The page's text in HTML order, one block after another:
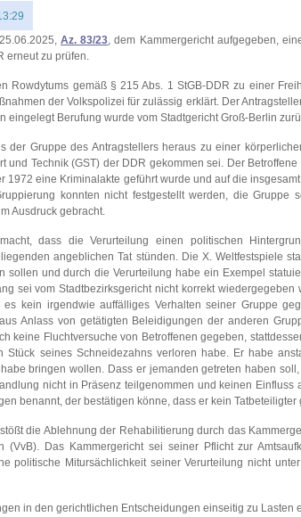
Az. 83/23, dem Kammergericht aufgegeben,
erneut zu prüfen.
Rowdytums gemäß § 215 Abs. 1 StGB-DDR zu einer
der Volkspolizei für zulässig erklärt. Der
eingelegt Berufung wurde vom Stadtgericht Groß-Berlin
Gruppe des Antragstellers heraus zu einer
Technik (GST) der DDR gekommen sei. Der
eine Kriminalakte geführt wurde und auf die
konnten nicht festgestellt werden, die Gruppe
Ausdruck gebracht.
dass die Verurteilung einen politischen
angeblichen Tat stünden. Die X. Weltfestspiele
sollen und durch die Verurteilung habe ein Exempel
sei vom Stadtbezirksgericht nicht korrekt wiedergegeben
kein irgendwie auffälliges Verhalten seiner Gruppe
Anlass von getätigten Beleidigungen der anderen
keine Fluchtversuche von Betroffenen gegeben,
seines Schneidezahns verloren habe. Er habe
bringen wollen. Dass er jemanden getreten haben
nicht in Präsenz teilgenommen und keinen Einfluss
benannt, der bestätigen könne, dass er kein Tatbeteiligter
die Ablehnung der Rehabilitierung durch das
Das Kammergericht sei seiner Pflicht zur
politische Mitursächlichkeit seiner Verurteilung nicht
in den gerichtlichen Entscheidungen einseitig zu Lasten